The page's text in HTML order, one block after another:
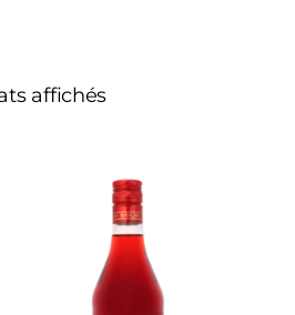
affichés